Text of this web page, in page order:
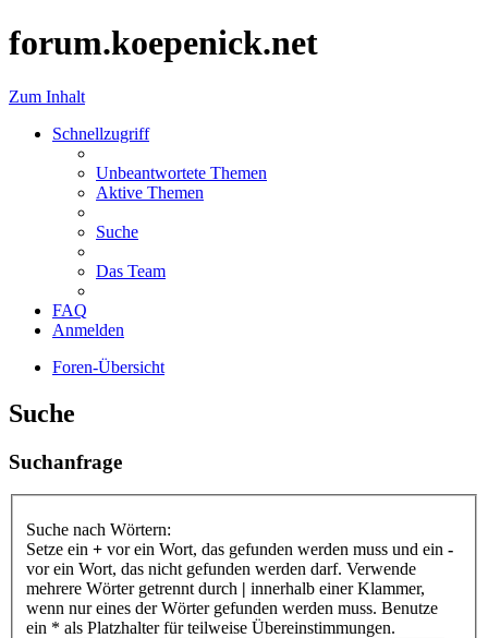
forum.koepenick.net
Zum Inhalt
Schnellzugriff
Unbeantwortete Themen
Aktive Themen
Suche
Das Team
FAQ
Anmelden
Foren-Übersicht
Suche
Suchanfrage
Suche nach Wörtern:
Setze ein + vor ein Wort, das gefunden werden muss und ein -
vor ein Wort, das nicht gefunden werden darf. Verwende
mehrere Wörter getrennt durch | innerhalb einer Klammer,
wenn nur eines der Wörter gefunden werden muss. Benutze
ein * als Platzhalter für teilweise Übereinstimmungen.